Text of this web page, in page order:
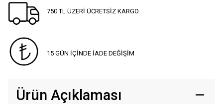
750 TL ÜZERİ ÜCRETSİZ KARGO
15 GÜN İÇİNDE İADE DEĞİŞİM
Ürün Açıklaması